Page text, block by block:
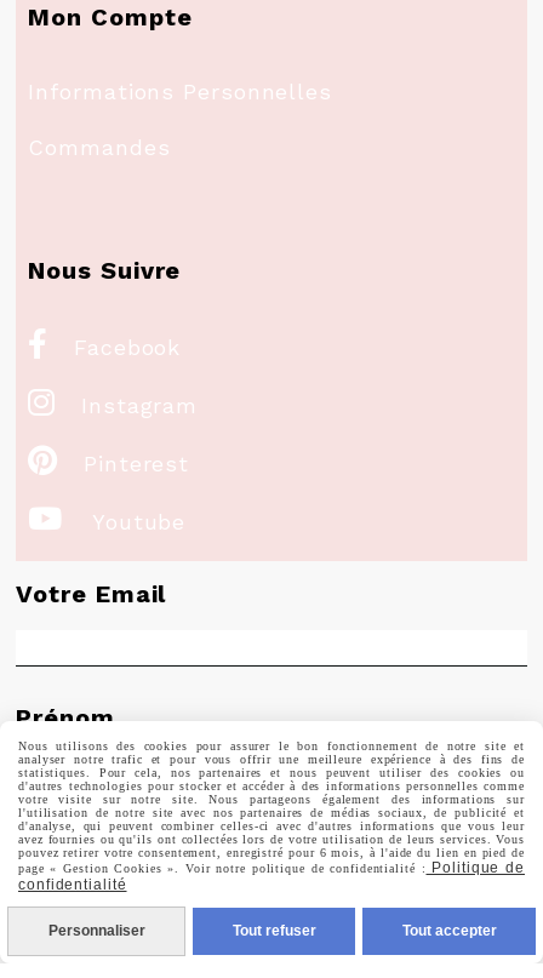
Mon Compte
Informations Personnelles
Commandes
Nous Suivre
 Facebook
 Instagram
 Pinterest
 Youtube
Votre Email
Prénom
Valider
Vous pouvez vous désinscrire à tout moment. Vous
trouverez pour cela nos informations de contact dans les
conditions d'utilisation du site.
Nous utilisons des cookies pour assurer le bon fonctionnement de notre site et
analyser notre trafic et pour vous offrir une meilleure expérience à des fins de
statistiques. Pour cela, nos partenaires et nous peuvent utiliser des cookies ou
d'autres technologies pour stocker et accéder à des informations personnelles comme
votre visite sur notre site. Nous partageons également des informations sur
l'utilisation de notre site avec nos partenaires de médias sociaux, de publicité et
d'analyse, qui peuvent combiner celles-ci avec d'autres informations que vous leur
avez fournies ou qu'ils ont collectées lors de votre utilisation de leurs services. Vous
pouvez retirer votre consentement, enregistré pour 6 mois, à l'aide du lien en pied de
page « Gestion Cookies ». Voir notre politique de confidentialité :
Politique de
confidentialité
Personnaliser Tout refuser Tout accepter